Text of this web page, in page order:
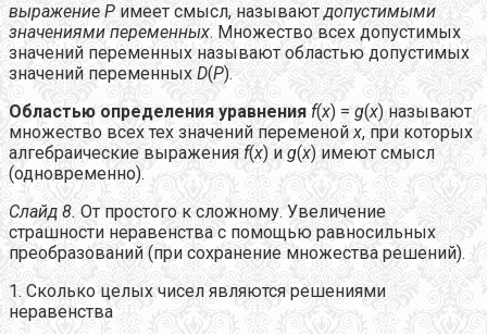
выражение P имеет смысл, называютдопустимыми
значениями переменных. Множество всех допустимых
значений переменных называют областью допустимых
значений переменных D(P).
Областью определения уравнения f(x) = g(x) называют
множество всех тех значений переменойx, при которых
алгебраические выражения f(x) и g(x) имеют смысл
(одновременно).
Слайд 8. От простого к сложному. Увеличение
страшности неравенства с помощью равносильных
преобразований (при сохранение множества решений).
1. Сколько целых чисел являются решениями
неравенства